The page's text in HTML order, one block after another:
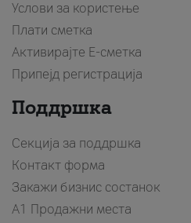
Услови за користење
Плати сметка
Активирајте Е-сметка
Припејд регистрација
Поддршка
Секција за поддршка
Контакт форма
Закажи бизнис состанок
A1 Продажни места